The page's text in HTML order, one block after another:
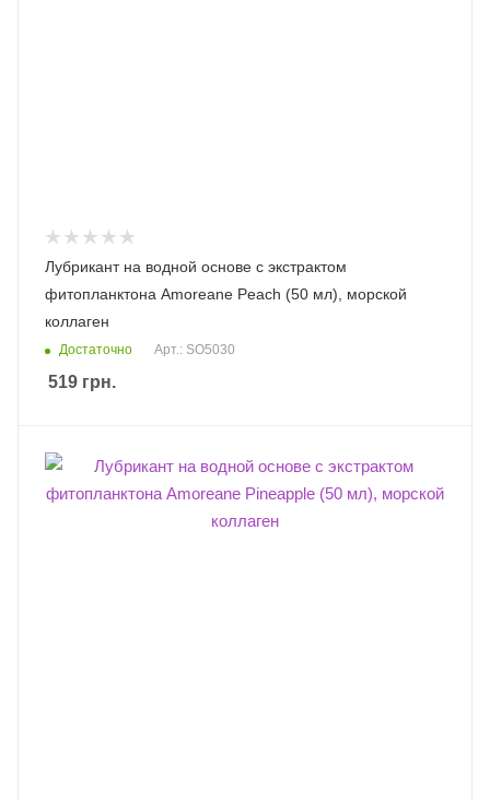
Лубрикант на водной основе с экстрактом
фитопланктона Amoreane Peach (50 мл), морской
коллаген
Достаточно Арт.: SO5030
519 грн.